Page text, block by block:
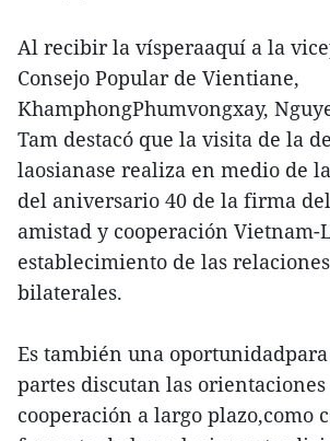
Al recibir la vísperaaquí a la
Consejo Popular de Vientiane,
KhamphongPhumvongxay,
Tam destacó que la visita de la
laosianase realiza en medio de
del aniversario 40 de la firma
amistad y cooperación Vietnam-
establecimiento de las
bilaterales.
Es también una
partes discutan las orientaciones
cooperación a largo plazo,como